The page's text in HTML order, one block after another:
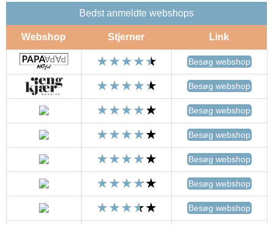
Bedst anmeldte webshops
Webshop Stjerner Link
Besøg webshop
Besøg webshop
Besøg webshop
Besøg webshop
Besøg webshop
Besøg webshop
Besøg webshop